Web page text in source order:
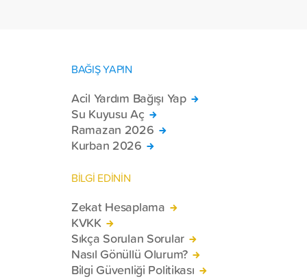
BAĞIŞ YAPIN
Acil Yardım Bağışı Yap
Su Kuyusu Aç
Ramazan 2026
Kurban 2026
BİLGİ EDİNİN
Zekat Hesaplama
KVKK
Sıkça Sorulan Sorular
Nasıl Gönüllü Olurum?
Bilgi Güvenliği Politikası